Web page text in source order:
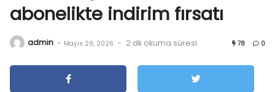
abonelikte indirim fırsatı
admin - Mayıs 29, 2026 - 2 dk okuma süresi 78 0